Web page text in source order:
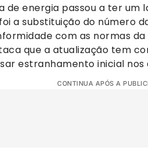
de energia passou a ter um
a substituição do número
com as normas
que a atualização tem
estranhamento inicial nos
CONTINUA APÓS A